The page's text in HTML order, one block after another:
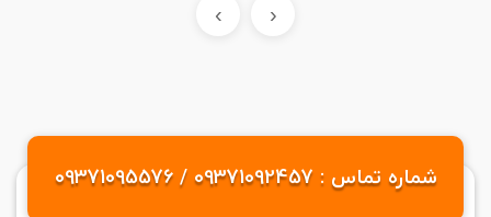
‹
›
شماره تماس : 09371092457 / 09371095576